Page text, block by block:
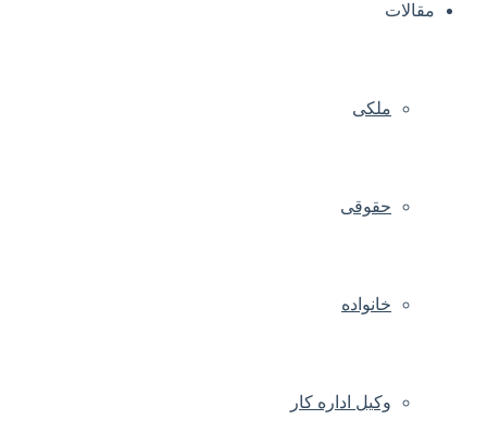
مقالات
ملکی
حقوقی
خانواده
وکیل اداره کار